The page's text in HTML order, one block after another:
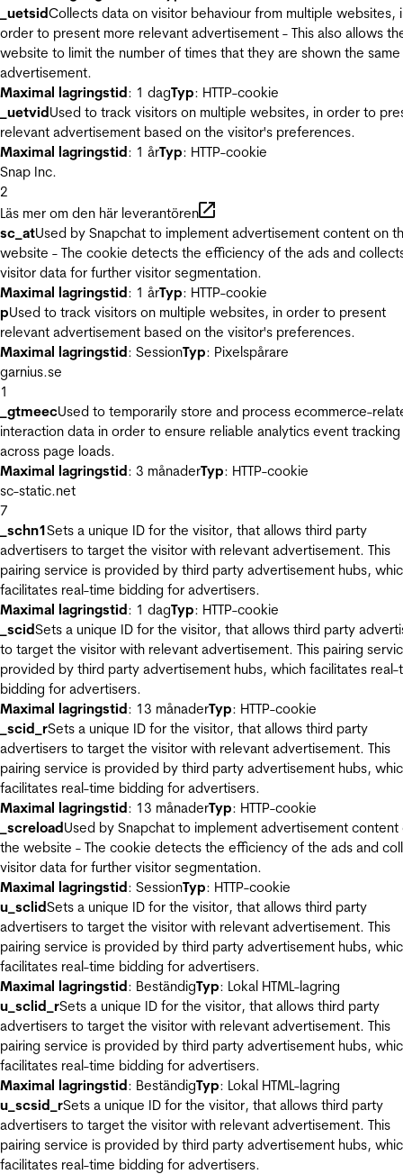
_uetsidCollects data on visitor behaviour from multiple websites,
order to present more relevant advertisement - This also allows
website to limit the number of times that they are shown the same
advertisement.
Maximal lagringstid: 1 dagTyp: HTTP-cookie
_uetvidUsed to track visitors on multiple websites, in order to
relevant advertisement based on the visitor's preferences.
Maximal lagringstid: 1 årTyp: HTTP-cookie
Snap Inc.
2
Läs mer om den här leverantören
sc_atUsed by Snapchat to implement advertisement content on
website - The cookie detects the efficiency of the ads and
visitor data for further visitor segmentation.
Maximal lagringstid: 1 årTyp: HTTP-cookie
pUsed to track visitors on multiple websites, in order to present
relevant advertisement based on the visitor's preferences.
Maximal lagringstid: SessionTyp: Pixelspårare
garnius.se
1
_gtmeecUsed to temporarily store and process ecommerce-
interaction data in order to ensure reliable analytics event tracking
across page loads.
Maximal lagringstid: 3 månaderTyp: HTTP-cookie
sc-static.net
7
_schn1Sets a unique ID for the visitor, that allows third party
advertisers to target the visitor with relevant advertisement. This
pairing service is provided by third party advertisement hubs,
facilitates real-time bidding for advertisers.
Maximal lagringstid: 1 dagTyp: HTTP-cookie
_scidSets a unique ID for the visitor, that allows third party
to target the visitor with relevant advertisement. This pairing
provided by third party advertisement hubs, which facilitates real-
bidding for advertisers.
Maximal lagringstid: 13 månaderTyp: HTTP-cookie
_scid_rSets a unique ID for the visitor, that allows third party
advertisers to target the visitor with relevant advertisement. This
pairing service is provided by third party advertisement hubs,
facilitates real-time bidding for advertisers.
Maximal lagringstid: 13 månaderTyp: HTTP-cookie
_screloadUsed by Snapchat to implement advertisement content
the website - The cookie detects the efficiency of the ads and
visitor data for further visitor segmentation.
Maximal lagringstid: SessionTyp: HTTP-cookie
u_sclidSets a unique ID for the visitor, that allows third party
advertisers to target the visitor with relevant advertisement. This
pairing service is provided by third party advertisement hubs,
facilitates real-time bidding for advertisers.
Maximal lagringstid: BeständigTyp: Lokal HTML-lagring
u_sclid_rSets a unique ID for the visitor, that allows third party
advertisers to target the visitor with relevant advertisement. This
pairing service is provided by third party advertisement hubs,
facilitates real-time bidding for advertisers.
Maximal lagringstid: BeständigTyp: Lokal HTML-lagring
u_scsid_rSets a unique ID for the visitor, that allows third party
advertisers to target the visitor with relevant advertisement. This
pairing service is provided by third party advertisement hubs,
facilitates real-time bidding for advertisers.